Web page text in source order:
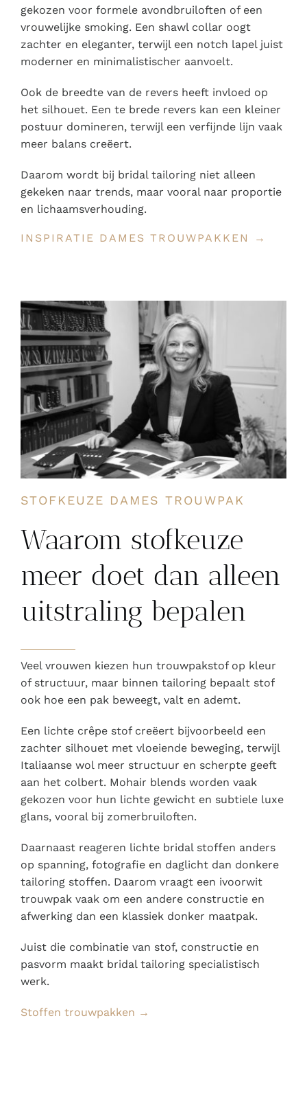
gekozen voor formele avondbruiloften of een
vrouwelijke smoking. Een shawl collar oogt
zachter en eleganter, terwijl een notch lapel juist
moderner en minimalistischer aanvoelt.
Ook de breedte van de revers heeft invloed op
het silhouet. Een te brede revers kan een kleiner
postuur domineren, terwijl een verfijnde lijn vaak
meer balans creëert.
Daarom wordt bij bridal tailoring niet alleen
gekeken naar trends, maar vooral naar proportie
en lichaamsverhouding.
INSPIRATIE DAMES TROUWPAKKEN →
STOFKEUZE DAMES TROUWPAK
Waarom stofkeuze
meer doet dan alleen
uitstraling bepalen
Veel vrouwen kiezen hun trouwpakstof op kleur
of structuur, maar binnen tailoring bepaalt stof
ook hoe een pak beweegt, valt en ademt.
Een lichte crêpe stof creëert bijvoorbeeld een
zachter silhouet met vloeiende beweging, terwijl
Italiaanse wol meer structuur en scherpte geeft
aan het colbert. Mohair blends worden vaak
gekozen voor hun lichte gewicht en subtiele luxe
glans, vooral bij zomerbruiloften.
Daarnaast reageren lichte bridal stoffen anders
op spanning, fotografie en daglicht dan donkere
tailoring stoffen. Daarom vraagt een ivoorwit
trouwpak vaak om een andere constructie en
afwerking dan een klassiek donker maatpak.
Juist die combinatie van stof, constructie en
pasvorm maakt bridal tailoring specialistisch
werk.
Stoffen trouwpakken →